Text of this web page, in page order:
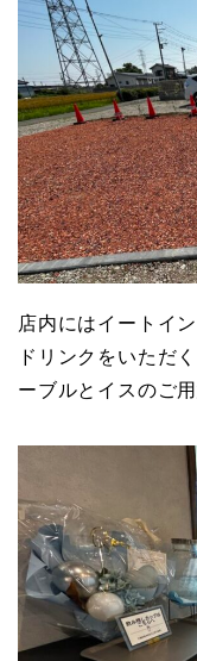
店内にはイートイ
ドリンクをいただ
ーブルとイスのご